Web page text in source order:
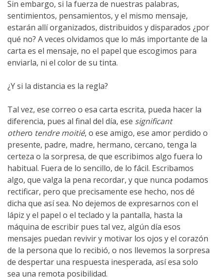
Sin embargo, si la fuerza de nuestras palabras,
sentimientos, pensamientos, y el mismo mensaje,
estarán allí organizados, distribuidos y disparados ¿por
qué no? A veces olvidamos que lo más importante de la
carta es el mensaje, no el papel que escogimos para
enviarla, ni el color de su tinta.
¿Y si la distancia es la regla?
Tal vez, ese correo o esa carta escrita, pueda hacer la
diferencia, pues al final del día, ese significant
othero tendre moitié, o ese amigo, ese amor perdido o
presente, padre, madre, hermano, cercano, tenga la
certeza o la sorpresa, de que escribimos algo fuera lo
habitual. Fuera de lo sencillo, de lo fácil. Escribamos
algo, que valga la pena recordar, y que nunca podamos
rectificar, pero que precisamente ese hecho, nos dé
dicha que así sea. No dejemos de expresarnos con el
lápiz y el papel o el teclado y la pantalla, hasta la
máquina de escribir pues tal vez, algún día esos
mensajes puedan revivir y motivar los ojos y el corazón
de la persona que lo recibió, o nos llevemos la sorpresa
de despertar una respuesta inesperada, así esa solo
sea una remota posibilidad.